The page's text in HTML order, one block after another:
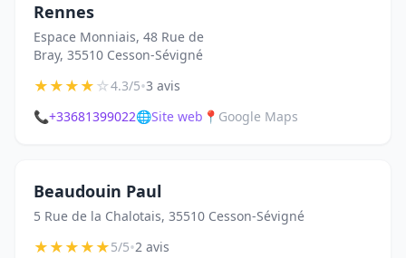
Rennes
Espace Monniais, 48 Rue de
Bray, 35510 Cesson-Sévigné
★★★★☆4.3/5•3 avis
📞+33681399022🌐Site web 📍 Google Maps
Beaudouin Paul
5 Rue de la Chalotais, 35510 Cesson-Sévigné
★★★★★5/5•2 avis